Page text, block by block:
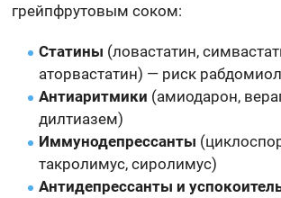
грейпфрутовым соком:
Статины (ловастатин,
аторвастатин) — риск
Антиаритмики (амиодарон,
дилтиазем)
Иммунодепрессанты
такролимус, сиролимус)
Антидепрессанты и